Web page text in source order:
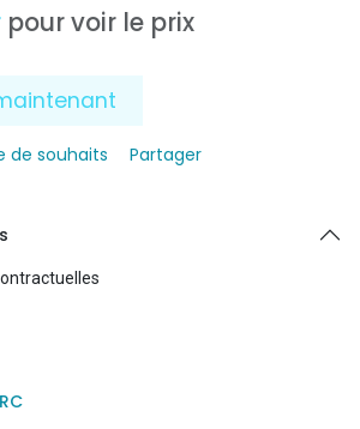
pour voir le prix
de souhaits Partager